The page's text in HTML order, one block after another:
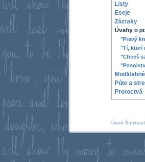
Listy
Eseje
Zázraky
Úvahy o
"Pravý
"Tí, ktorí
"Chceš
Púte a
Proroctvá
Úvod